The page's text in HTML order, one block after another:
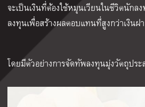
จะเป็นเงินที่ต้องใช้หมุนเวียนในชีวิตนักล
ลงทุนเพื่อสร้างผลตอบแทนที่สูงกว่าเงินฝ
โดยมีตัวอย่างการจัดทัพลงทุนมุ่งวัตถุปร